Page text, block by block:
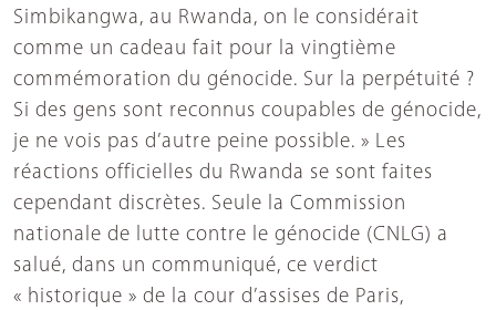
Simbikangwa, au Rwanda, on le considérait
comme un cadeau fait pour la vingtième
commémoration du génocide. Sur la perpétuité ?
Si des gens sont reconnus coupables de génocide,
je ne vois pas d’autre peine possible. » Les
réactions officielles du Rwanda se sont faites
cependant discrètes. Seule la Commission
nationale de lutte contre le génocide (CNLG) a
salué, dans un communiqué, ce verdict
« historique » de la cour d’assises de Paris,